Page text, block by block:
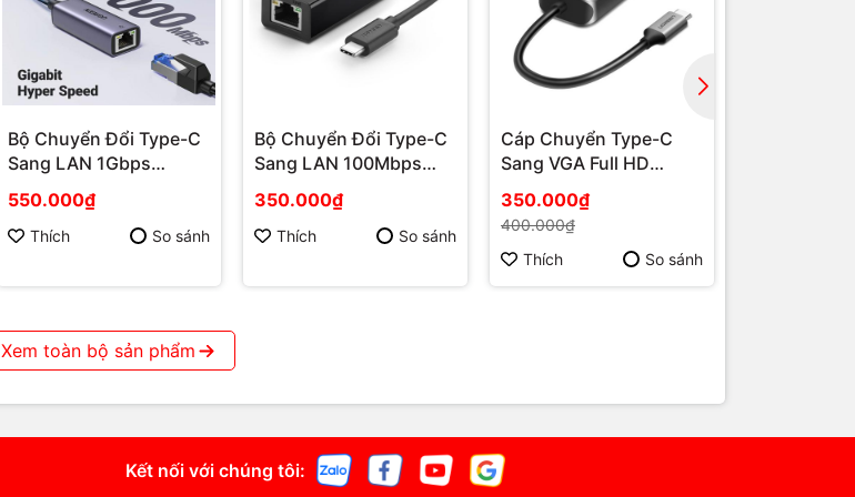
Bộ Chuyển Đổi Type-C
Sang LAN 1Gbps
Quốc
550.000₫
Thích So sánh
Bộ Chuyển Đổi Type-C
Sang LAN 100Mbps
Quốc
350.000₫
Thích So sánh
Cáp Chuyển Type-C
Sang VGA Full HD
Quốc
350.000₫
400.000₫
Thích
So sánh
Xem toàn bộ sản phẩm
Kết nối với chúng tôi: